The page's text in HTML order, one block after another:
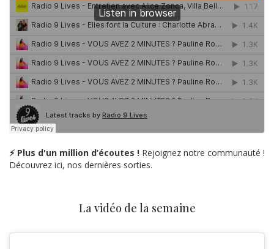
⚡ Plus d'un million d’écoutes ! Rejoignez notre communauté !
Découvrez ici, nos dernières sorties.
La vidéo de la semaine